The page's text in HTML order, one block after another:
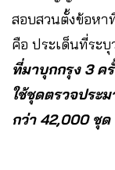
สอบสวนตั้งข้อหา
คือ ประเด็นที่ระบุ
ที่มาบุกกรุง 3 ค
ใช้ชุดตรวจประ
กว่า 42,000 ชุด